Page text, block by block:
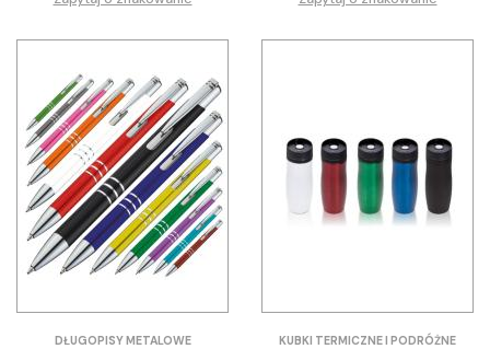
DŁUGOPISY METALOWE KUBKI TERMICZNE I PODRÓŻNE